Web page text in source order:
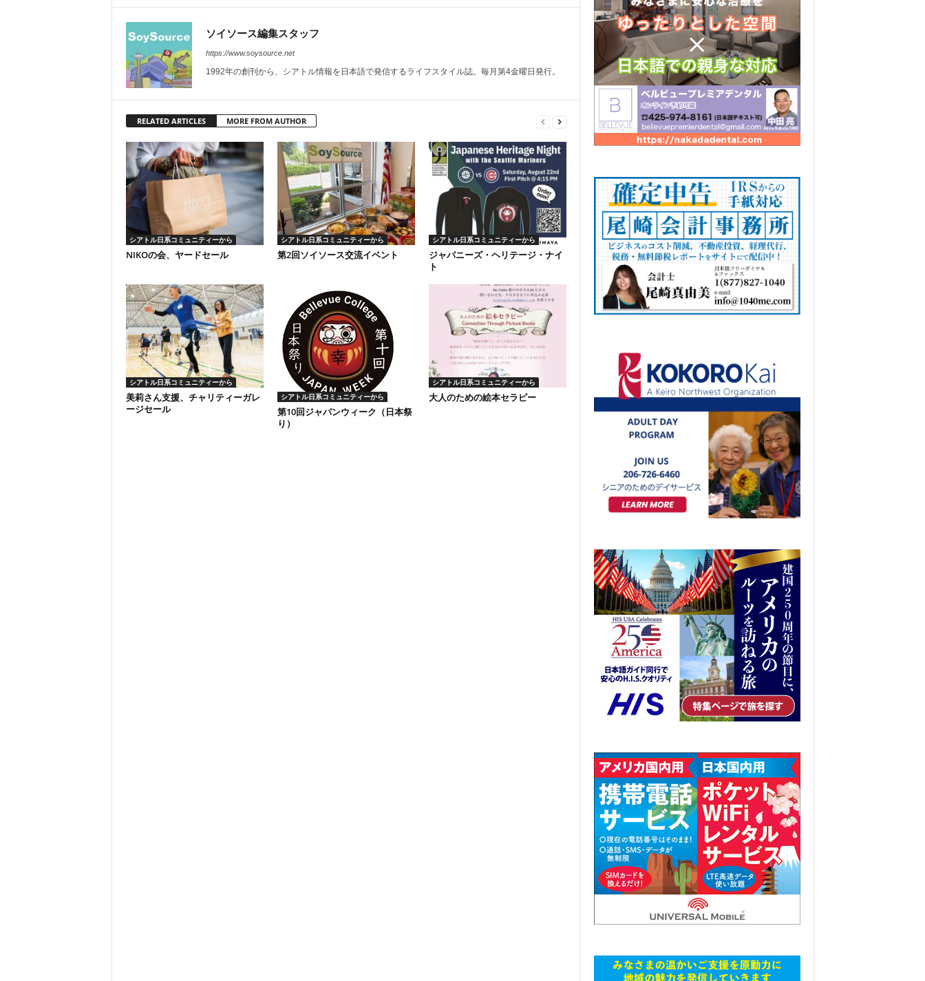
ソイソース編集スタッフ
https://www.soysource.net
1992年の創刊から、シアトル情報を日本語で発信するライフスタイル誌。毎月第4金曜日発行。
RELATED ARTICLES MORE FROM AUTHOR
シアトル日系コミュニティーから
NIKOの会、ヤードセール
シアトル日系コミュニティーから
第2回ソイソース交流イベント
シアトル日系コミュニティーから
ジャパニーズ・ヘリテージ・ナイ
ト
シアトル日系コミュニティーから
美莉さん支援、チャリティーガレ
ージセール
シアトル日系コミュニティーから
第10回ジャパンウィーク（日本祭
り）
シアトル日系コミュニティーから
大人のための絵本セラピー